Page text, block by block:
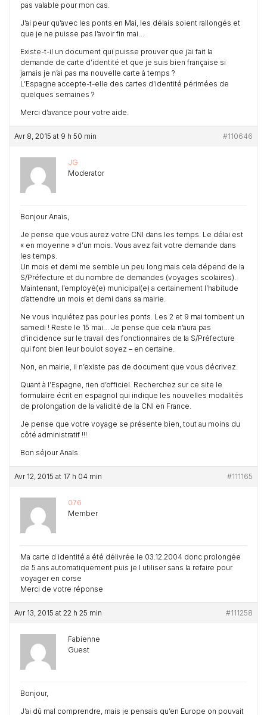
pas valable pour mon cas.
J’ai peur qu’avec les ponts en Mai, les délais soient rallongés et
que je ne puisse pas l’avoir fin mai…
Existe-t-il un document qui puisse prouver que j’ai fait la
demande de carte d’identité et que je suis bien française si
jamais je n’ai pas ma nouvelle carte à temps ?
L’Espagne accepte-t-elle des cartes d’identité périmées de
quelques semaines ?
Merci d’avance pour votre aide.
Avr 8, 2015 at 9 h 50 min #110646
JG
Moderator
Bonjour Anaïs,
Je pense que vous aurez votre CNI dans les temps. Le délai est
« en moyenne » d’un mois. Vous avez fait votre demande dans
les temps.
Un mois et demi me semble un peu long mais cela dépend de la
S/Préfecture et du nombre de demandes (voyages scolaires).
Maintenant, l’employé(e) municipal(e) a certainement l’habitude
d’attendre un mois et demi dans sa mairie.
Ne vous inquiétez pas pour les ponts. Les 2 et 9 mai tombent un
samedi ! Reste le 15 mai… Je pense que cela n’aura pas
d’incidence sur le travail des fonctionnaires de la S/Préfecture
qui font bien leur boulot soyez – en certaine.
Non, en mairie, il n’existe pas de document que vous décrivez.
Quant à l’Espagne, rien d’officiel. Recherchez sur ce site le
formulaire écrit en espagnol qui indique les nouvelles modalités
de prolongation de la validité de la CNI en France.
Je pense que votre voyage se présente bien, tout au moins du
côté administratif !!!
Bon séjour Anaïs.
Avr 12, 2015 at 17 h 04 min #111165
076
Member
Ma carte d identité a été délivrée le 03.12.2004 donc prolongée
de 5 ans automatiquement puis je l utiliser sans la refaire pour
voyager en corse
Merci de votre réponse
Avr 13, 2015 at 22 h 25 min #111258
Fabienne
Guest
Bonjour,
J’ai dû mal comprendre, mais je pensais qu’en Europe on pouvait